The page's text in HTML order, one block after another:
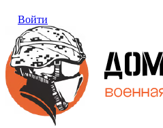
Войти